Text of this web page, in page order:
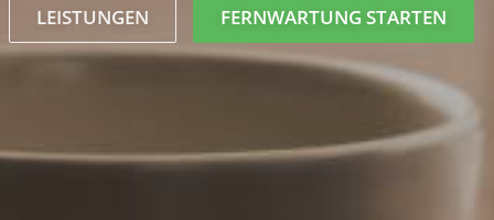
LEISTUNGEN FERNWARTUNG STARTEN